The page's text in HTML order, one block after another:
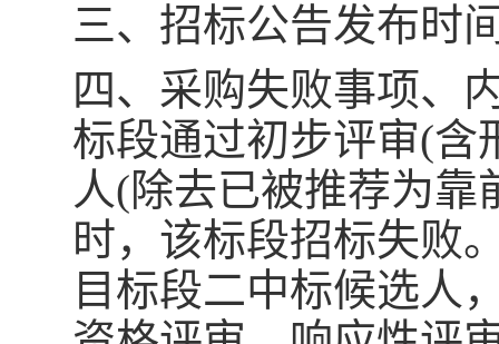
三、 招标公告发布时
四、 采购失败事项、
标段通过初步评审(含
人(除去已被推荐为
时，该标段招标失败
目标段二中标候选人